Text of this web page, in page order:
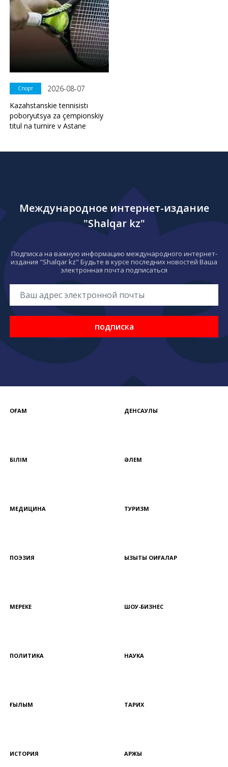
Спорт
2026-08-07
Kazahstanskie tennisistı
poboryutsya za çempionskiy
titul na turnire v Astane
Международное интернет-издание
"Shalqar kz"
Подписка на важную информацию международного интернет-
издания "Shalqar kz" Будьте в курсе последних новостей Ваша
электронная почта подписаться
подписка
ҚОҒАМ ДЕНСАУЛЫҚ
БІЛІМ ӘЛЕМ
МЕДИЦИНА ТУРИЗМ
ПОЭЗИЯ ҚЫЗЫҚТЫ ОҚИҒАЛАР
МЕРЕКЕ ШОУ-БИЗНЕС
ПОЛИТИКА НАУКА
ҒЫЛЫМ ТАРИХ
ИСТОРИЯ ҚАРЖЫ